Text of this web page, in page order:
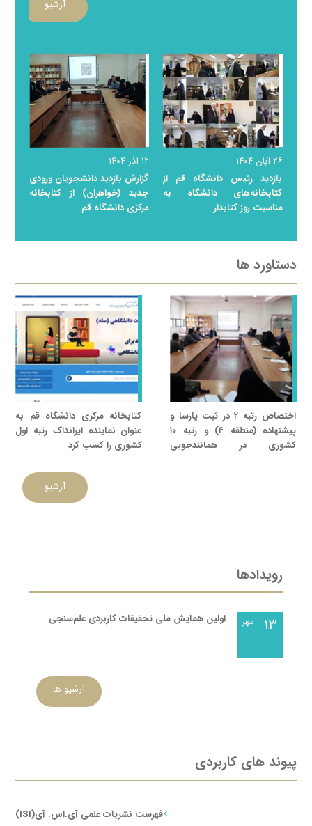
آرشیو
۲۶ آبان ۱۴۰۴
بازدید رئیس دانشگاه قم از
کتابخانه‌های دانشگاه به
مناسبت روز کتابدار
۱۲ آذر ۱۴۰۴
گزارش بازدید دانشجویان ورودی
جدید (خواهران) از کتابخانه
مرکزی دانشگاه قم
دستاورد ها
اختصاص رتبه ۲ در ثبت پارسا و
پیشنهاده (منطقه ۴) و رتبه ۱۰
کشوری در همانندجویی
کتابخانه مرکزی دانشگاه قم به
عنوان نماینده ایرانداک رتبه اول
کشوری را کسب کرد
آرشیو
رویدادها
۱۳ مهر اولین همایش ملی تحقیقات کاربردی علم‌سنجی
آرشیو ها
پیوند های کاربردی
فهرست نشریات علمی آی.اس. آی(ISI)